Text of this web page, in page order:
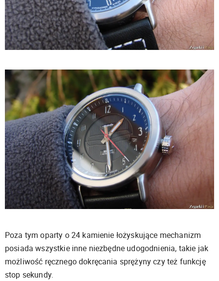
Poza tym oparty o 24 kamienie łożyskujące mechanizm
posiada wszystkie inne niezbędne udogodnienia, takie jak
możliwość ręcznego dokręcania sprężyny czy też funkcję
stop sekundy.